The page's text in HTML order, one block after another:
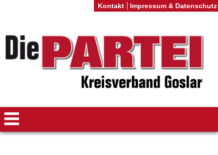
Kontakt Impressum & Datenschutz